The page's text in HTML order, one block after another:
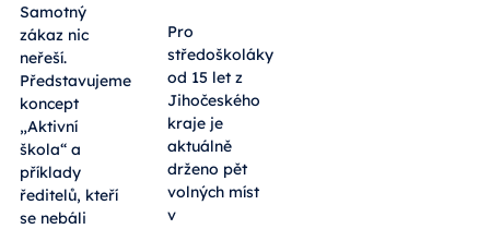
Samotný
zákaz nic
neřeší.
Představujeme
koncept
„Aktivní
škola“ a
příklady
ředitelů, kteří
se nebáli
Pro
středoškoláky
od 15 let z
Jihočeského
kraje je
aktuálně
drženo pět
volných míst
v